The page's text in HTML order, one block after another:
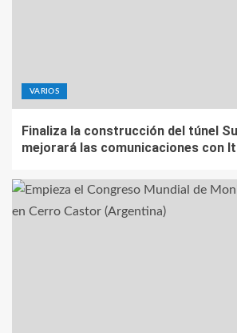
VARIOS
Finaliza la construcción del túnel
mejorará las comunicaciones con